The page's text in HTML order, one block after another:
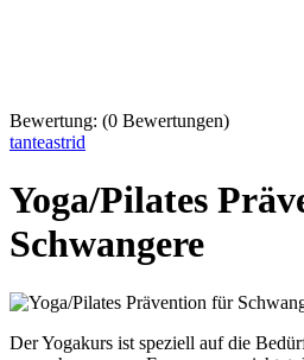
Bewertung: (0 Bewertungen)
tanteastrid
Yoga/Pilates
Schwangere
Der Yogakurs ist speziell auf die